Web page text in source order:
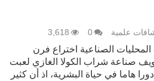
علمية 0
3,618
الصناعية اختراع فرن
صناعة شراب الكولا الغازي لعبت
هاما في حياة البشرية، اذ أن كثير